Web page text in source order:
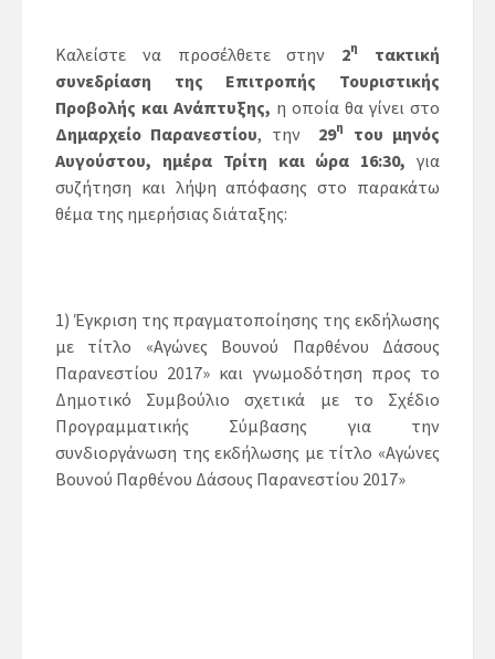
Καλείστε να προσέλθετε στην 2η
τακτική
συνεδρίαση της Επιτροπής Τουριστικής
Προβολής και Ανάπτυξης, η οποία θα γίνει στο
Δημαρχείο Παρανεστίου, την 29η
του μηνός
Αυγούστου, ημέρα Τρίτη και ώρα 16:30, για
συζήτηση και λήψη απόφασης στo παρακάτω
θέμα της ημερήσιας διάταξης:
1) Έγκριση της πραγματοποίησης της εκδήλωσης
με τίτλο «Αγώνες Βουνού Παρθένου Δάσους
Παρανεστίου 2017» και γνωμοδότηση προς το
Δημοτικό Συμβούλιο σχετικά με το Σχέδιο
Προγραμματικής Σύμβασης για την
συνδιοργάνωση της εκδήλωσης με τίτλο «Αγώνες
Βουνού Παρθένου Δάσους Παρανεστίου 2017»